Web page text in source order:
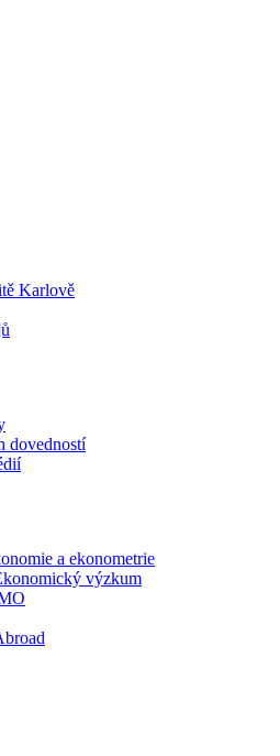
Karlově
dovedností
a ekonometrie
výzkum